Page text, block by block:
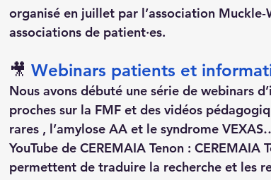
organisé en juillet par l’association
associations de patient·es.
🎥 Webinars patients et
Nous avons débuté une série de webinars
proches sur la FMF et des vidéos
rares , l’amylose AA et le syndrome
YouTube de CEREMAIA Tenon :
permettent de traduire la recherche et les